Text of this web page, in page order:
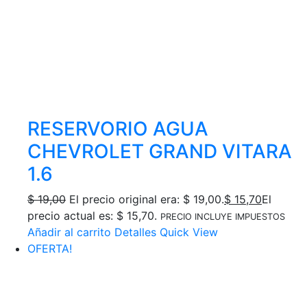
RESERVORIO AGUA
CHEVROLET GRAND VITARA
1.6
$19,00 El precio original era: $ 19,00.$ 15,70El
precio actual es: $ 15,70. PRECIO INCLUYE IMPUESTOS
Añadir al carrito Detalles Quick View
OFERTA!